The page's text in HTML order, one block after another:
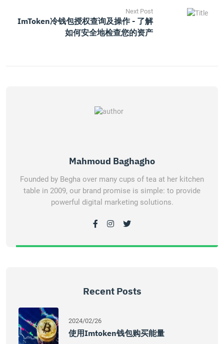
Next Post
ImToken冷钱包授权查询及操作 - 了解
如何安全地检查您的资产
Mahmoud Baghagho
Founded by Begha over many cups of tea at her kitchen
table in 2009, our brand promise is simple: to provide
powerful digital marketing solutions.
Recent Posts
2024/02/26
使用imtoken钱包购买能量